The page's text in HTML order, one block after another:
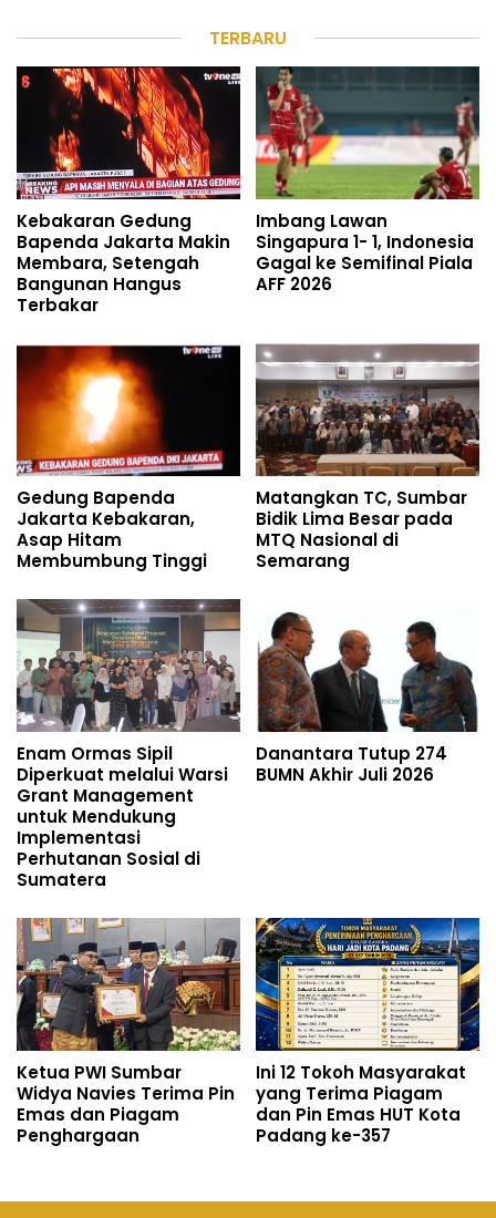
TERBARU
Kebakaran Gedung
Bapenda Jakarta Makin
Membara, Setengah
Bangunan Hangus
Terbakar
Imbang Lawan
Singapura 1- 1, Indonesia
Gagal ke Semifinal Piala
AFF 2026
Gedung Bapenda
Jakarta Kebakaran,
Asap Hitam
Membumbung Tinggi
Matangkan TC, Sumbar
Bidik Lima Besar pada
MTQ Nasional di
Semarang
Enam Ormas Sipil
Diperkuat melalui Warsi
Grant Management
untuk Mendukung
Implementasi
Perhutanan Sosial di
Sumatera
Danantara Tutup 274
BUMN Akhir Juli 2026
Ketua PWI Sumbar
Widya Navies Terima Pin
Emas dan Piagam
Penghargaan
Ini 12 Tokoh Masyarakat
yang Terima Piagam
dan Pin Emas HUT Kota
Padang ke-357